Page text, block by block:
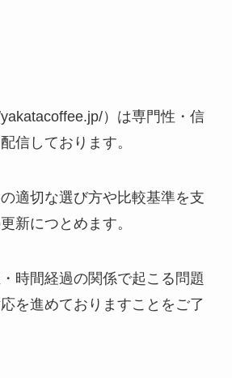
）は専門性・信
信しております。
適切な選び方や比較基準を支
新につとめます。
時間経過の関係で起こる問題
を進めておりますことをご了